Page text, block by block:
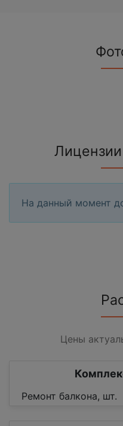
На данный момент
Цены
Ремонт балкона, шт.